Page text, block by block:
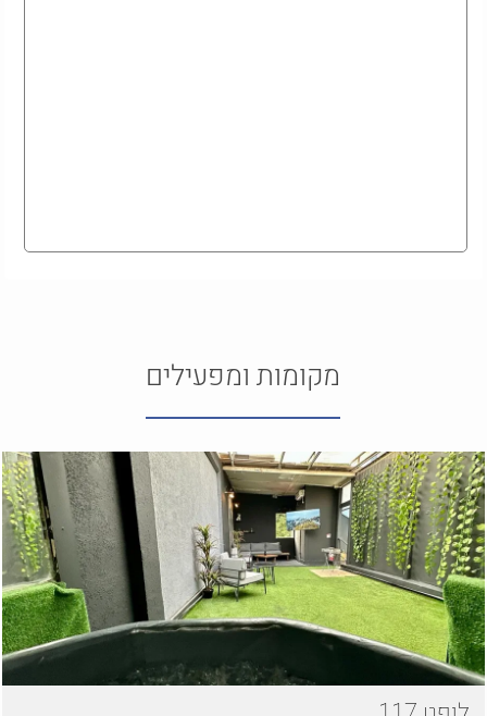
מקומות ומפעילים